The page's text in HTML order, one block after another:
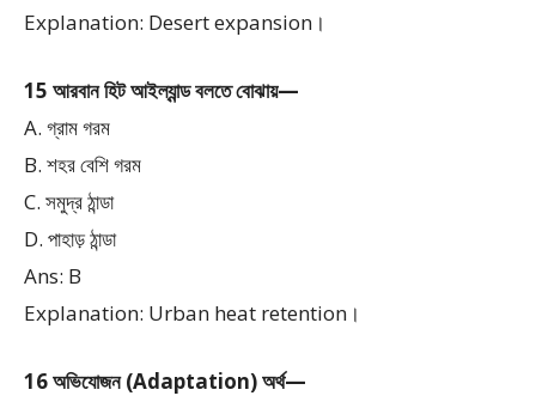
Explanation: Desert expansion।
15 আরবান হিট আইল্যান্ড বলতে বোঝায়—
A. গ্রাম গরম
B. শহর বেশি গরম
C. সমুদ্র ঠান্ডা
D. পাহাড় ঠান্ডা
Ans: B
Explanation: Urban heat retention।
16 অভিযোজন (Adaptation) অর্থ—